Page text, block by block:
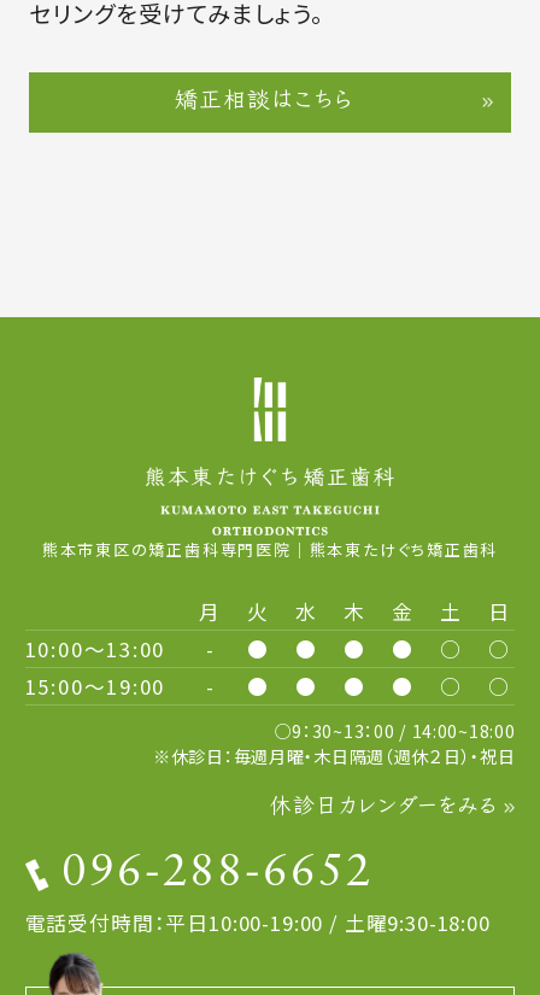
セリングを受けてみましょう。
矯正相談はこちら
熊本市東区の矯正歯科専門医院｜熊本東たけぐち矯正歯科
月 火 水 木 金 土
日
10:00～13:00
- ● ● ● ● ○
○
15:00～19:00
- ● ● ● ● ○ ○
○9：30~13：00 / 14:00~18:00
※休診日：毎週月曜・木日隔週（週休２日）・祝日
休診日カレンダーをみる
096-288-6652
電話受付時間：平日10:00-19:00 / 土曜9:30-18:00